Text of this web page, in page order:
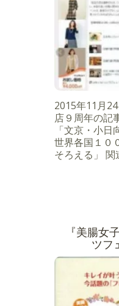
2015年11月
店９周年の記
「文京・小
世界各国１０
そろえる」 関
『美腸女
ツフ